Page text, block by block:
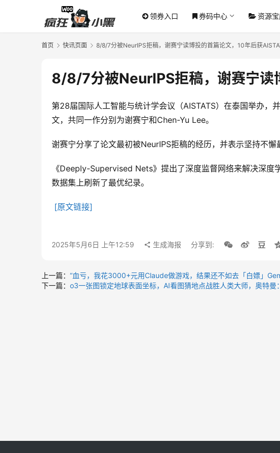
领券入口 券码中心 资源
首页 快讯页面 8/8/7分被NeurIPS拒稿，谢赛宁读博投的首篇论文，10年后获
8/8/7分被NeurIPS拒稿，谢赛宁读
第28届国际人工智能与统计学会议（AISTATS）在泰国举办
文，共同一作分别为谢赛宁和Chen-Yu Lee。
谢赛宁分享了论文最初被NeurIPS拒稿的经历，并表示坚持不
《Deeply-Supervised Nets》提出了深度监督网络来解决深
数据集上刷新了最优纪录。
[原文链接]
2025年5月6日 上午12:59 生成海报 分享到:
上一篇： “血亏，我花3000+元用Claude做游戏，结果还不如去「白嫖」
下一篇： o3一张图锁定地球表面坐标，AI看图猜地点战胜人类大师，奥特曼